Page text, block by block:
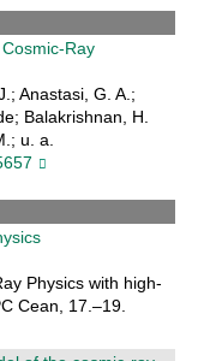
Ray
Anastasi, G. A.;
Balakrishnan, H.
u. a.
Physics with high-
Cean, 17.–19.